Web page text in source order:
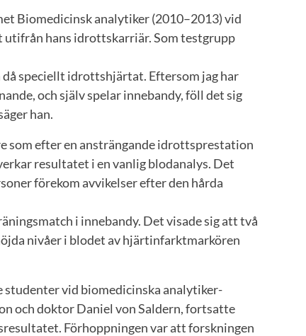
Biomedicinsk analytiker (2010–2013) vid
hans idrottskarriär. Som testgrupp
speciellt idrottshjärtat. Eftersom jag har
och själv spelar innebandy, föll det sig
han.
som efter en ansträngande idrottsprestation
resultatet i en vanlig blodanalys. Det
förekom avvikelser efter den hårda
i innebandy. Det visade sig att två
nivåer i blodet av hjärtinfarktmarkören
studenter vid biomedicinska analytiker-
och doktor Daniel von Saldern, fortsatte
Förhoppningen var att forskningen